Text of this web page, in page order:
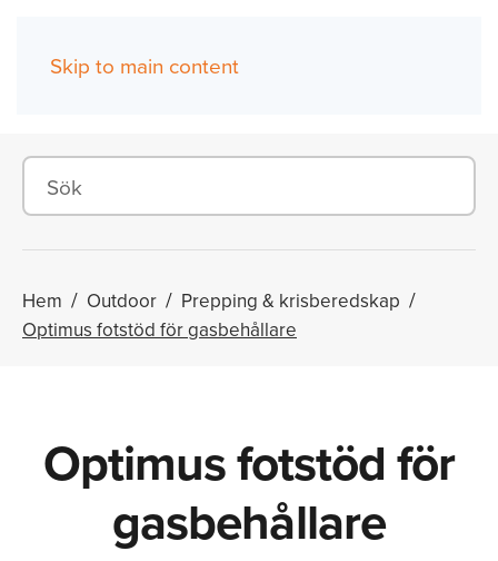
Skip to main content
Hem Outdoor
Prepping & krisberedskap
Optimus fotstöd för gasbehållare
Optimus fotstöd för
gasbehållare